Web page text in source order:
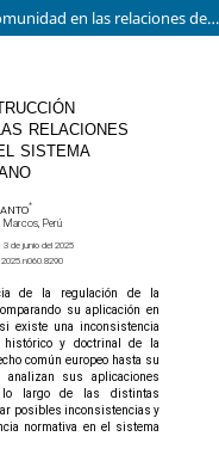
Hacia una reconstrucción de la mancomunidad en las relaciones de obligación para el sistema jurídico peruano